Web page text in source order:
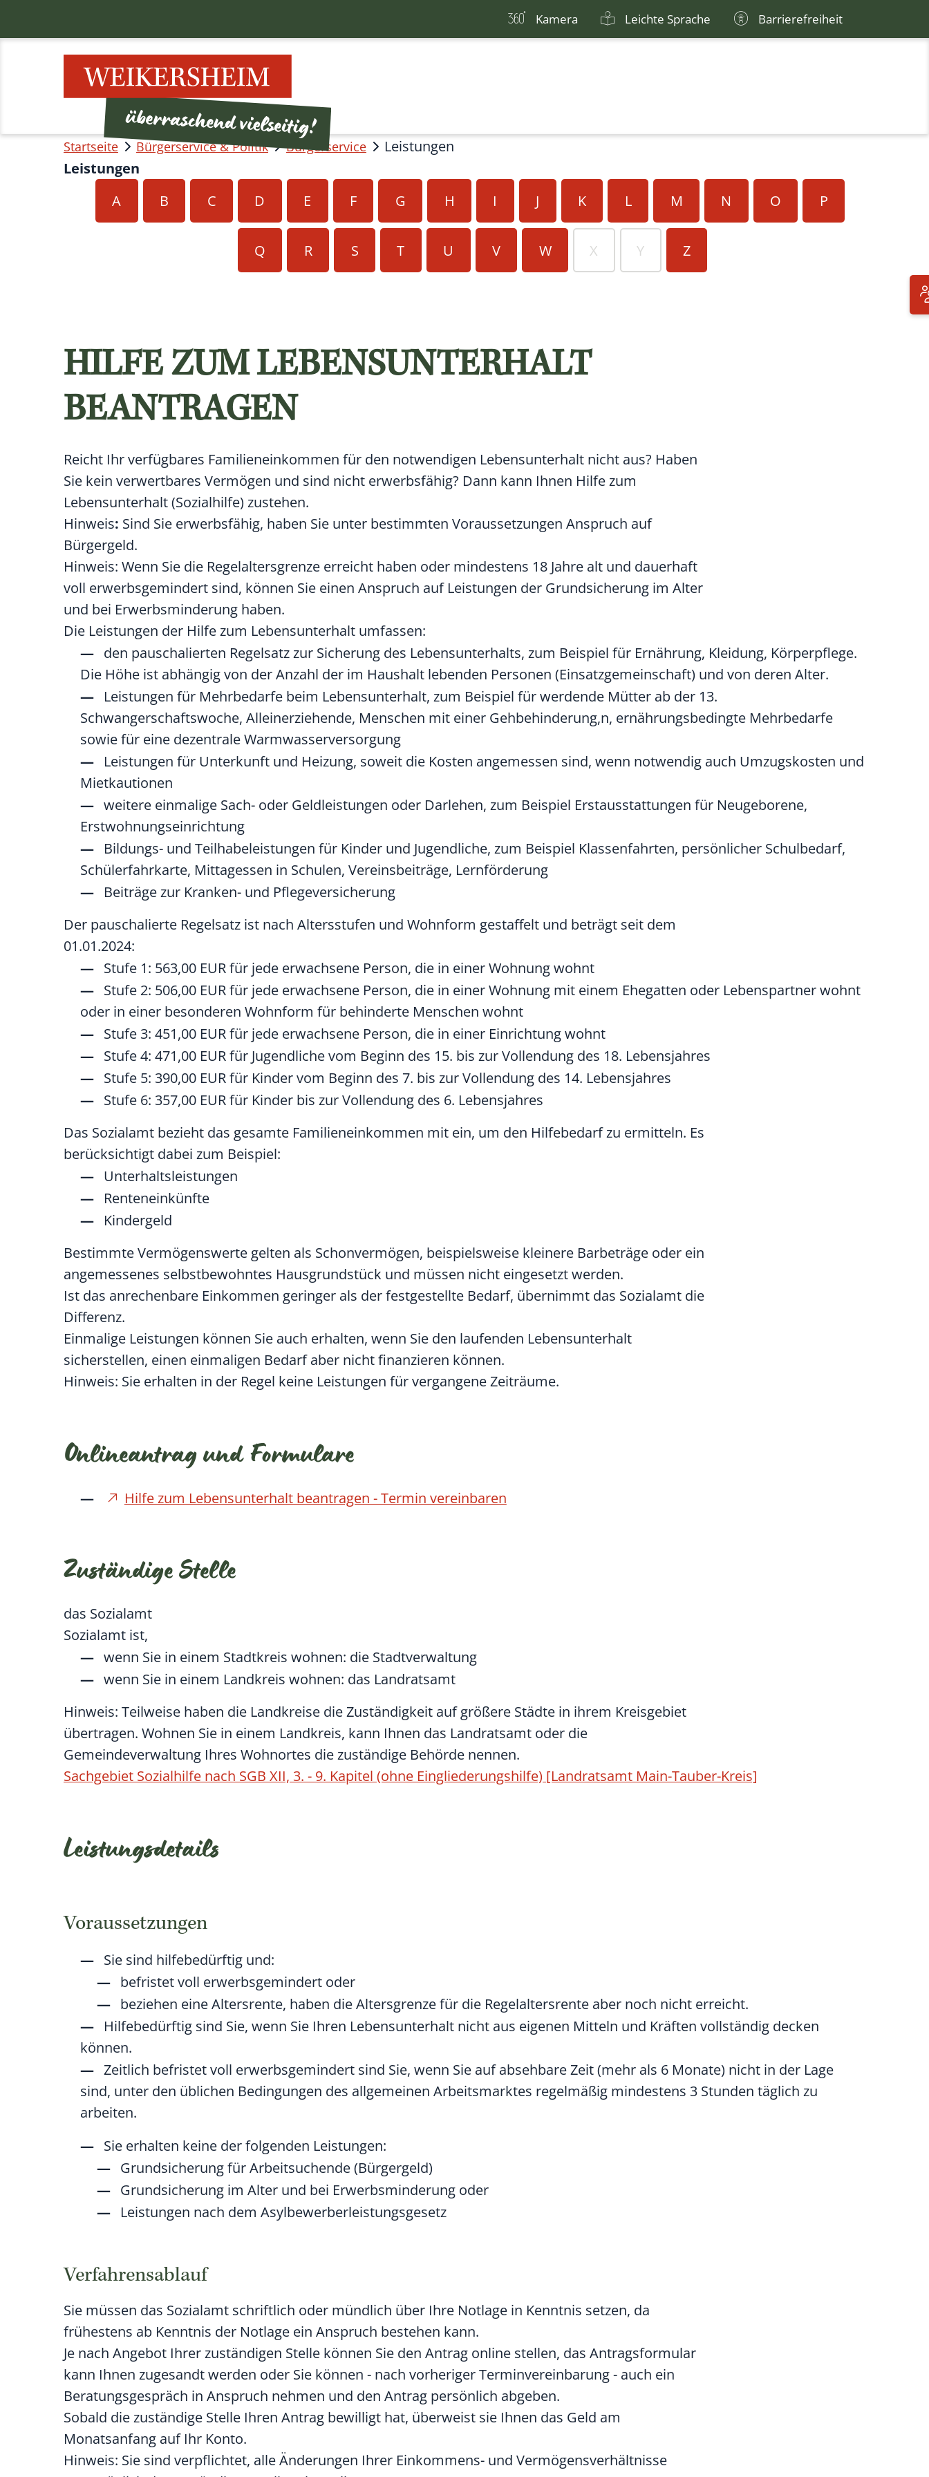
Kamera Leichte Sprache Barrierefreiheit
Startseite Bürgerservice & Politik Bürgerservice
Leistungen
Leistungen
A
B C D E F G H I J K L M N O P
Q R S T U V W X Y Z
HILFE ZUM LEBENSUNTERHALT
BEANTRAGEN
Reicht Ihr verfügbares Familieneinkommen für den notwendigen Lebensunterhalt nicht aus? Haben
Sie kein verwertbares Vermögen und sind nicht erwerbsfähig? Dann kann Ihnen Hilfe zum
Lebensunterhalt (Sozialhilfe) zustehen.
Hinweis: Sind Sie erwerbsfähig, haben Sie unter bestimmten Voraussetzungen Anspruch auf
Bürgergeld.
Hinweis: Wenn Sie die Regelaltersgrenze erreicht haben oder mindestens 18 Jahre alt und dauerhaft
voll erwerbsgemindert sind, können Sie einen Anspruch auf Leistungen der Grundsicherung im Alter
und bei Erwerbsminderung haben.
Die Leistungen der Hilfe zum Lebensunterhalt umfassen:
den pauschalierten Regelsatz zur Sicherung des Lebensunterhalts, zum Beispiel für Ernährung, Kleidung, Körperpflege.
Die Höhe ist abhängig von der Anzahl der im Haushalt lebenden Personen (Einsatzgemeinschaft) und von deren Alter.
Leistungen für Mehrbedarfe beim Lebensunterhalt, zum Beispiel für werdende Mütter ab der 13.
Schwangerschaftswoche, Alleinerziehende, Menschen mit einer Gehbehinderung,n, ernährungsbedingte Mehrbedarfe
sowie für eine dezentrale Warmwasserversorgung
Leistungen für Unterkunft und Heizung, soweit die Kosten angemessen sind, wenn notwendig auch Umzugskosten und
Mietkautionen
weitere einmalige Sach- oder Geldleistungen oder Darlehen, zum Beispiel Erstausstattungen für Neugeborene,
Erstwohnungseinrichtung
Bildungs- und Teilhabeleistungen für Kinder und Jugendliche, zum Beispiel Klassenfahrten, persönlicher Schulbedarf,
Schülerfahrkarte, Mittagessen in Schulen, Vereinsbeiträge, Lernförderung
Beiträge zur Kranken- und Pflegeversicherung
Der pauschalierte Regelsatz ist nach Altersstufen und Wohnform gestaffelt und beträgt seit dem
01.01.2024:
Stufe 1: 563,00 EURfür jede erwachsene Person, die in einer Wohnung wohnt
Stufe 2: 506,00 EURfür jede erwachsene Person, die in einer Wohnung mit einem Ehegatten oder Lebenspartner wohnt
oder in einer besonderen Wohnform für behinderte Menschen wohnt
Stufe 3: 451,00 EURfür jede erwachsene Person, die in einer Einrichtung wohnt
Stufe 4: 471,00 EURfür Jugendliche vom Beginn des 15. bis zur Vollendung des 18. Lebensjahres
Stufe 5: 390,00 EURfür Kinder vom Beginn des 7. bis zur Vollendung des 14. Lebensjahres
Stufe 6: 357,00 EURfür Kinder bis zur Vollendung des 6. Lebensjahres
Das Sozialamt bezieht das gesamte Familieneinkommen mit ein, um den Hilfebedarf zu ermitteln. Es
berücksichtigt dabei zum Beispiel:
Unterhaltsleistungen
Renteneinkünfte
Kindergeld
Bestimmte Vermögenswerte gelten als Schonvermögen, beispielsweise kleinere Barbeträge oder ein
angemessenes selbstbewohntes Hausgrundstück und müssen nicht eingesetzt werden.
Ist das anrechenbare Einkommen geringer als der festgestellte Bedarf, übernimmt das Sozialamt die
Differenz.
Einmalige Leistungen können Sie auch erhalten, wenn Sie den laufenden Lebensunterhalt
sicherstellen, einen einmaligen Bedarf aber nicht finanzieren können.
Hinweis: Sie erhalten in der Regel keine Leistungen für vergangene Zeiträume.
Onlineantrag und Formulare
Hilfe zum Lebensunterhalt beantragen - Termin vereinbaren
Zuständige Stelle
das Sozialamt
Sozialamt ist,
wenn Sie in einem Stadtkreis wohnen: die Stadtverwaltung
wenn Sie in einem Landkreis wohnen: das Landratsamt
Hinweis: Teilweise haben die Landkreise die Zuständigkeit auf größere Städte in ihrem Kreisgebiet
übertragen. Wohnen Sie in einem Landkreis, kann Ihnen das Landratsamt oder die
Gemeindeverwaltung Ihres Wohnortes die zuständige Behörde nennen.
Sachgebiet Sozialhilfe nach SGB XII, 3. - 9. Kapitel (ohne Eingliederungshilfe) [Landratsamt Main-Tauber-Kreis]
Leistungsdetails
Voraussetzungen
Sie sind hilfebedürftig und:
befristet voll erwerbsgemindert oder
beziehen eine Altersrente, haben die Altersgrenze für die Regelaltersrente aber noch nicht erreicht.
Hilfebedürftig sind Sie, wenn Sie Ihren Lebensunterhalt nicht aus eigenen Mitteln und Kräften vollständig decken
können.
Zeitlich befristet voll erwerbsgemindert sind Sie, wenn Sie auf absehbare Zeit (mehr als 6 Monate) nicht in der Lage
sind, unter den üblichen Bedingungen des allgemeinen Arbeitsmarktes regelmäßig mindestens 3 Stunden täglich zu
arbeiten.
Sie erhalten keine der folgenden Leistungen:
Grundsicherung für Arbeitsuchende (Bürgergeld)
Grundsicherung im Alter und bei Erwerbsminderung oder
Leistungen nach dem Asylbewerberleistungsgesetz
Verfahrensablauf
Sie müssen das Sozialamt schriftlich oder mündlich über Ihre Notlage in Kenntnis setzen, da
frühestens ab Kenntnis der Notlage ein Anspruch bestehen kann.
Je nach Angebot Ihrer zuständigen Stelle können Sie den Antrag online stellen, das Antragsformular
kann Ihnen zugesandt werden oder Sie können - nach vorheriger Terminvereinbarung - auch ein
Beratungsgespräch in Anspruch nehmen und den Antrag persönlich abgeben.
Sobald die zuständige Stelle Ihren Antrag bewilligt hat, überweist sie Ihnen das Geld am
Monatsanfang auf Ihr Konto.
Hinweis: Sie sind verpflichtet, alle Änderungen Ihrer Einkommens- und Vermögensverhältnisse